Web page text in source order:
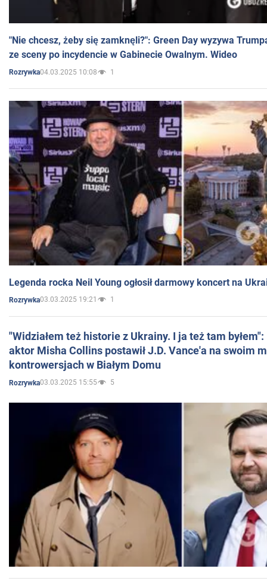
"Nie chcesz, żeby się zamknęli?": Green Day wyzywa
ze sceny po incydencie w Gabinecie Owalnym. Wideo
Rozrywka04.03.2025 10:08 1
Legenda rocka Neil Young ogłosił darmowy koncert na
Rozrywka03.03.2025 19:21 1
"Widziałem też historie z Ukrainy. I ja też tam
aktor Misha Collins postawił J.D. Vance'a na swoim
kontrowersjach w Białym Domu
Rozrywka03.03.2025 15:55 5